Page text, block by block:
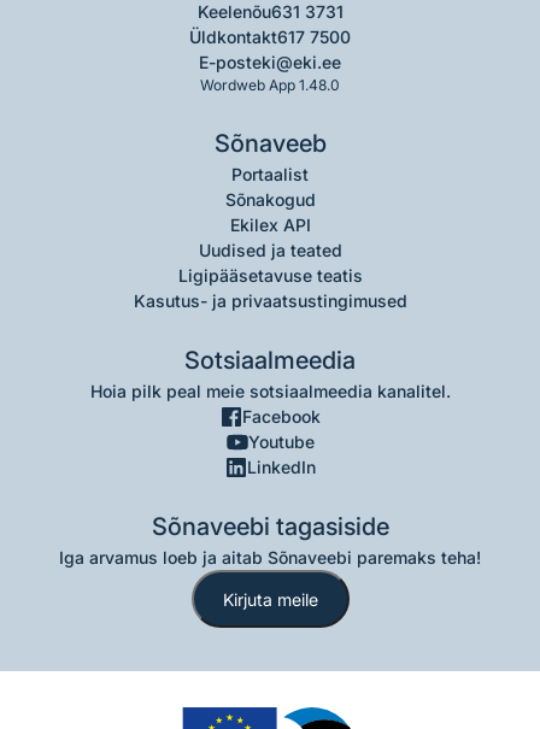
Keelenõu631 3731
Üldkontakt617 7500
E-posteki@eki.ee
Wordweb App 1.48.0
Sõnaveeb
Portaalist
Sõnakogud
Ekilex API
Uudised ja teated
Ligipääsetavuse teatis
Kasutus- ja privaatsustingimused
Sotsiaalmeedia
Hoia pilk peal meie sotsiaalmeedia kanalitel.
Facebook
Youtube
LinkedIn
Sõnaveebi tagasiside
Iga arvamus loeb ja aitab Sõnaveebi paremaks teha!
Kirjuta meile